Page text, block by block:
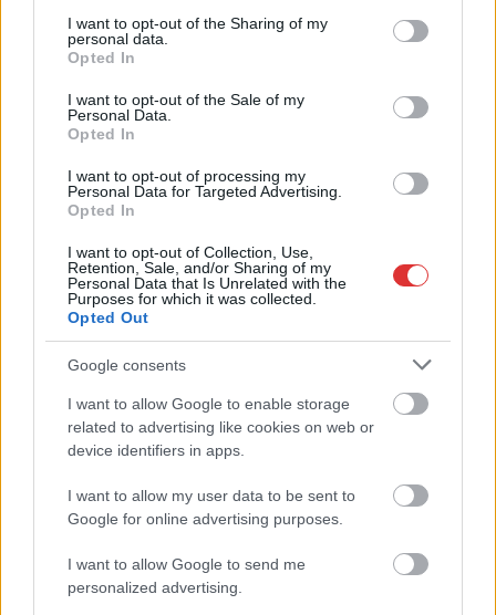
not limited to your visit or usage behaviour. You may click to
grant or deny consent to Google and its third-party tags to
use your data for below specified purposes in below Google
consent section.
I want to opt-out of the Sharing of my
personal data.
Opted In
I want to opt-out of the Sale of my
Personal Data.
Opted In
I want to opt-out of processing my
Personal Data for Targeted Advertising.
Opted In
I want to opt-out of Collection, Use,
Retention, Sale, and/or Sharing of my
Personal Data that Is Unrelated with the
Purposes for which it was collected.
Opted Out
Google consents
I want to allow Google to enable storage
related to advertising like cookies on web or
device identifiers in apps.
I want to allow my user data to be sent to
Google for online advertising purposes.
I want to allow Google to send me
personalized advertising.
Közzétették a szakértői állásfoglalást, a Fiumei úti fák
többsége szakszerűen már nem ápolható
A MÚOSZ sajtódíjának második helyét nyerte el a Borsod24 és
a Paraméter közös riportfilmje a Sajó szennyezéséről
Csángó Fesztivál
mezőtúri kórházban leállt a klíma
Átszervezi működését az osztrák óriáscég, Szolnok is érintett
Tragédiába torkollott a segítségnyújtás elmulasztása, három
kisújszállási lakos ellen emeltek vádat
Hatalmas lángok csaptak fel Szolnokon
Vízitraffipax a Tisza-tavon: mostantól senki sem úszhatja meg
a száguldozást
Szolnokra is megérkezik a nyár eddigi legkeményebb napja
hőség, a vízhiány és az áramtakarékosság miatt